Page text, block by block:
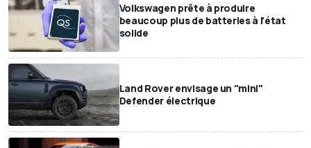
Volkswagen prête à produire
beaucoup plus de batteries à l'état
solide
Land Rover envisage un "mini"
Defender électrique